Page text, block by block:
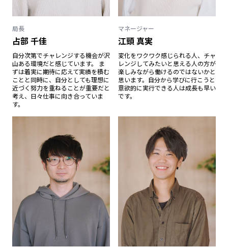
局長
占部 千佳
自分次第でチャレンジする機会が沢
山ある環境だと感じています。 ま
ずは着実に期待に応えて実績を積む
ことと同時に、自分としても理想に
近づく努力を重ねることが重要だと
考え、日々仕事に向き合っていま
す。
マネージャー
江頭 真実
変化をワクワク感じられる人、チャ
レンジしてみたいと思える人の方が
楽しみながら働けるのではないかと
思います。自分から学びに行こうと
意欲的に実行できる人は成長も早い
です。